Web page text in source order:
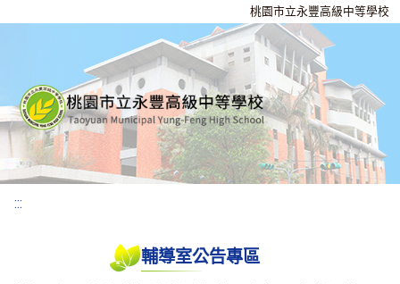
桃園市立永豐高級中等學校
:::
輔導室公告專區